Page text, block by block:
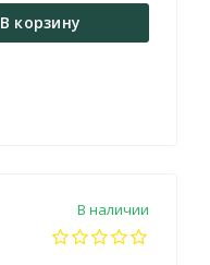
В корзину
В наличии